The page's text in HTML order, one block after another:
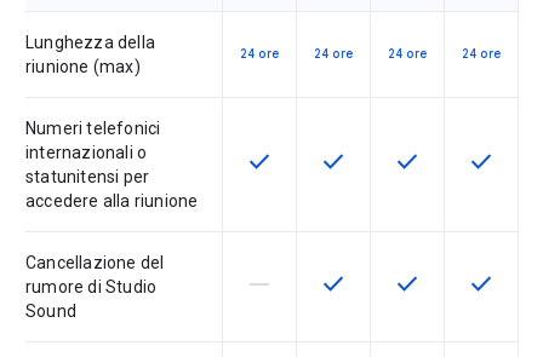
Lunghezza della
riunione (max)
24 ore 24 ore 24 ore 24 ore
Numeri telefonici
internazionali o
statunitensi per
accedere alla riunione
Questa funzionalità è disponibile
check Questa funzionalità è
check Questa
check Questa
check
Cancellazione del
rumore di Studio
Sound
La funzionalità non è supportata
horizontal_rule Questa funzionalità è
check Questa
check Questa
check